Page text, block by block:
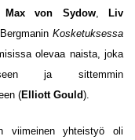
Max von Sydow,
Liv
Kosketuksessa
olevaa naista, joka
ja sittemmin
(Elliott Gould).
viimeinen yhteistyö oli